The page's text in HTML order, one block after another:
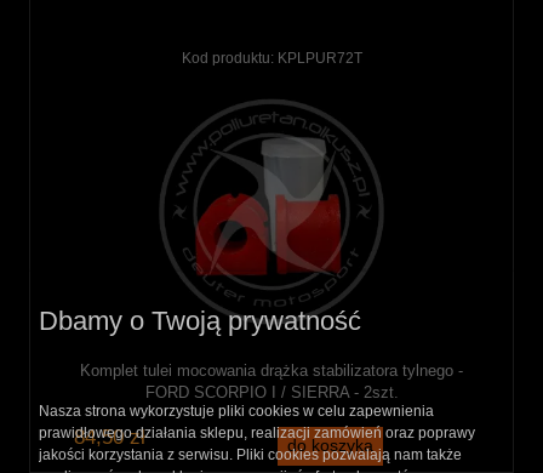
Kod produktu: KPLPUR72T
Komplet tulei mocowania drążka stabilizatora tylnego -
FORD SCORPIO I / SIERRA - 2szt.
84,50 zł do koszyka
Dbamy o Twoją prywatność
Nasza strona wykorzystuje pliki cookies w celu zapewnienia
prawidłowego działania sklepu, realizacji zamówień oraz poprawy
jakości korzystania z serwisu. Pliki cookies pozwalają nam także